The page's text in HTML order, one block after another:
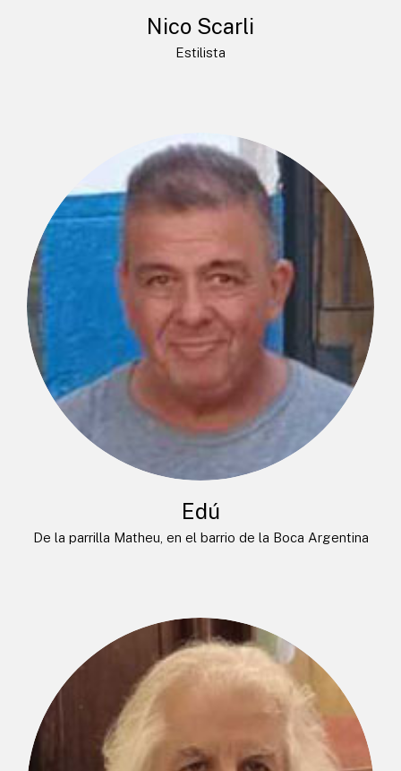
Nico Scarli
Estilista
Edú
De la parrilla Matheu, en el barrio de la Boca Argentina